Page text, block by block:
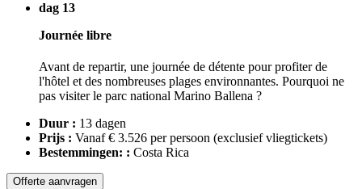
dag 13
Journée libre
Avant de repartir, une journée de détente pour profiter de
l'hôtel et des nombreuses plages environnantes. Pourquoi ne
pas visiter le parc national Marino Ballena ?
Duur : 13 dagen
Prijs : Vanaf € 3.526 per persoon (exclusief vliegtickets)
Bestemmingen: : Costa Rica
Offerte aanvragen